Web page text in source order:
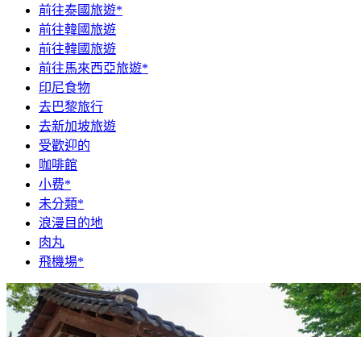
前往泰國旅遊*
前往韓國旅遊
前往韓國旅遊
前往馬來西亞旅遊*
印尼食物
去巴黎旅行
去新加坡旅遊
受歡迎的
咖啡館
小费*
未分類*
浪漫目的地
肉丸
飛機場*